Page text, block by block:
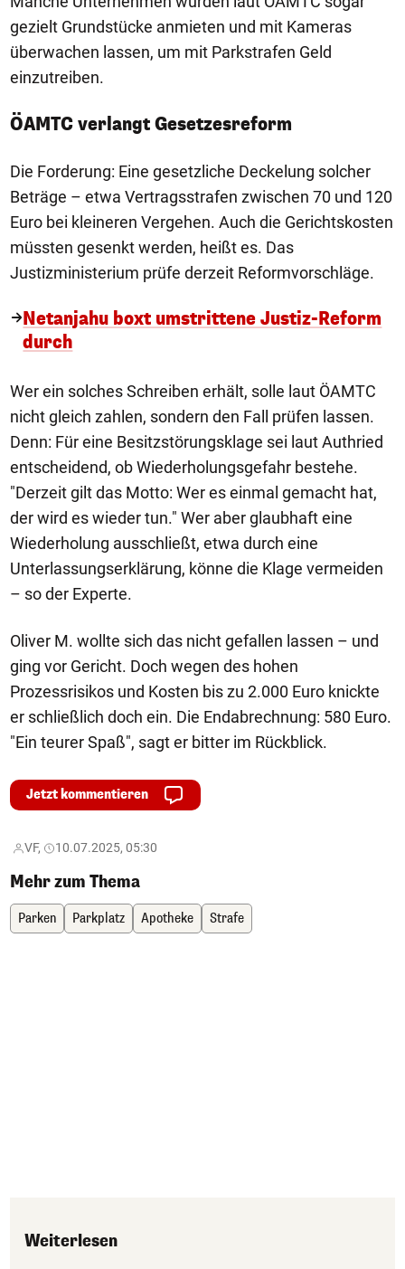
gezielt Grundstücke anmieten und mit Kameras
überwachen lassen, um mit Parkstrafen Geld
einzutreiben.
ÖAMTC verlangt Gesetzesreform
Die Forderung: Eine gesetzliche Deckelung solcher
Beträge – etwa Vertragsstrafen zwischen 70 und 120
Euro bei kleineren Vergehen. Auch die Gerichtskosten
müssten gesenkt werden, heißt es. Das
Justizministerium prüfe derzeit Reformvorschläge.
Netanjahu boxt umstrittene Justiz-Reform
durch
Wer ein solches Schreiben erhält, solle laut ÖAMTC
nicht gleich zahlen, sondern den Fall prüfen lassen.
Denn: Für eine Besitzstörungsklage sei laut Authried
entscheidend, ob Wiederholungsgefahr bestehe.
"Derzeit gilt das Motto: Wer es einmal gemacht hat,
der wird es wieder tun." Wer aber glaubhaft eine
Wiederholung ausschließt, etwa durch eine
Unterlassungserklärung, könne die Klage vermeiden
– so der Experte.
Oliver M. wollte sich das nicht gefallen lassen – und
ging vor Gericht. Doch wegen des hohen
Prozessrisikos und Kosten bis zu 2.000 Euro knickte
er schließlich doch ein. Die Endabrechnung: 580 Euro.
"Ein teurer Spaß", sagt er bitter im Rückblick.
Jetzt kommentieren
VF, 10.07.2025, 05:30
Mehr zum Thema
Parken Parkplatz Apotheke Strafe
Weiterlesen